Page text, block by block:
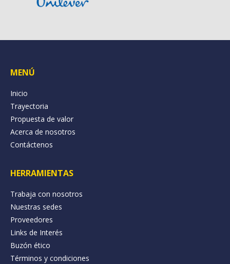
MENÚ
Inicio
Trayectoria
Propuesta de valor
Acerca de nosotros
Contáctenos
HERRAMIENTAS
Trabaja con nosotros
Nuestras sedes
Proveedores
Links de Interés
Buzón ético
Términos y condiciones